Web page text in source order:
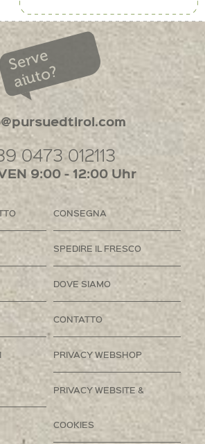
Serve
aiuto?
0473 012113
9:00 - 12:00 Uhr
CONSEGNA
SPEDIRE IL FRESCO
DOVE SIAMO
CONTATTO
PRIVACY WEBSHOP
PRIVACY WEBSITE &
COOKIES